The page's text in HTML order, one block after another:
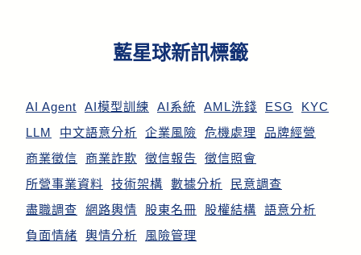
藍星球新訊標籤
AI Agent AI模型訓練 AI系統 AML洗錢 ESG
KYC
LLM
中文語意分析 企業風險 危機處理
品牌經營
商業徵信
商業詐欺 徵信報告
徵信照會
所營事業資料
技術架構 數據分析
民意調查
盡職調查
網路輿情 股東名冊 股權結構
語意分析
負面情緒
輿情分析 風險管理